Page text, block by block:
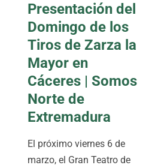
Presentación del
Domingo de los
Tiros de Zarza la
Mayor en
Cáceres | Somos
Norte de
Extremadura
El próximo viernes 6 de
marzo, el Gran Teatro de